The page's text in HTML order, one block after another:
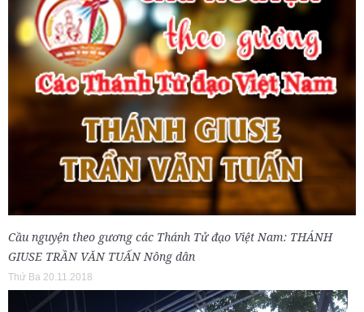
Cầu nguyện theo gương các Thánh Tử đạo Việt Nam: THÁNH
GIUSE TRẦN VĂN TUẤN Nông dân
Thứ Ba 20.11.2018